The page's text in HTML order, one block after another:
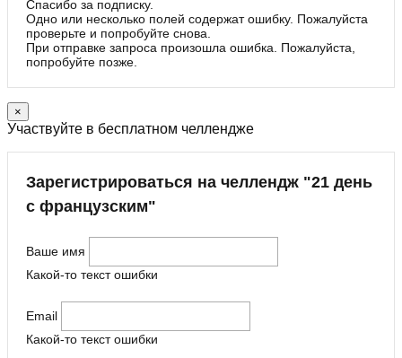
Спасибо за подписку.
Одно или несколько полей содержат ошибку. Пожалуйста
проверьте и попробуйте снова.
При отправке запроса произошла ошибка. Пожалуйста,
попробуйте позже.
×
Участвуйте в бесплатном челлендже
Зарегистрироваться на челлендж "21 день
с французским"
Ваше имя
Какой-то текст ошибки
Email
Какой-то текст ошибки